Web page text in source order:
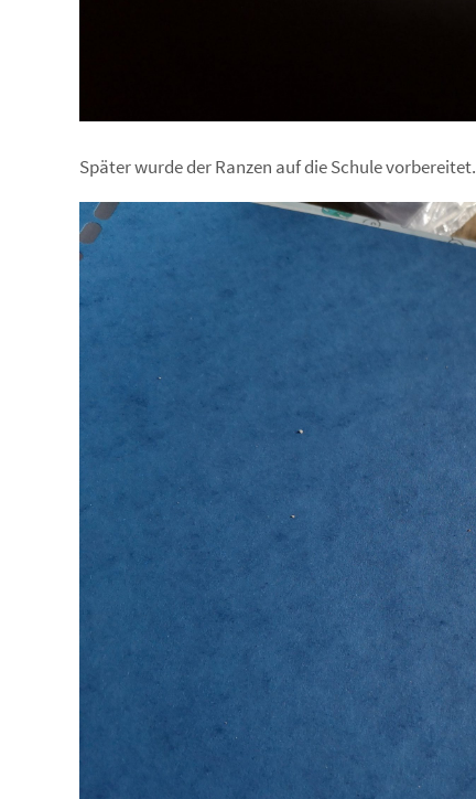
Später wurde der Ranzen auf die Schule vorbereitet.